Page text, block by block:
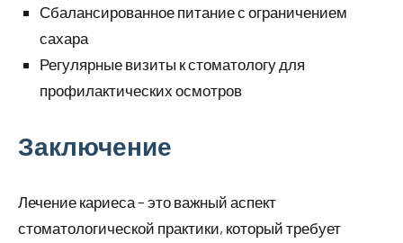
Сбалансированное питание с ограничением
сахара
Регулярные визиты к стоматологу для
профилактических осмотров
Заключение
Лечение кариеса – это важный аспект
стоматологической практики, который требует